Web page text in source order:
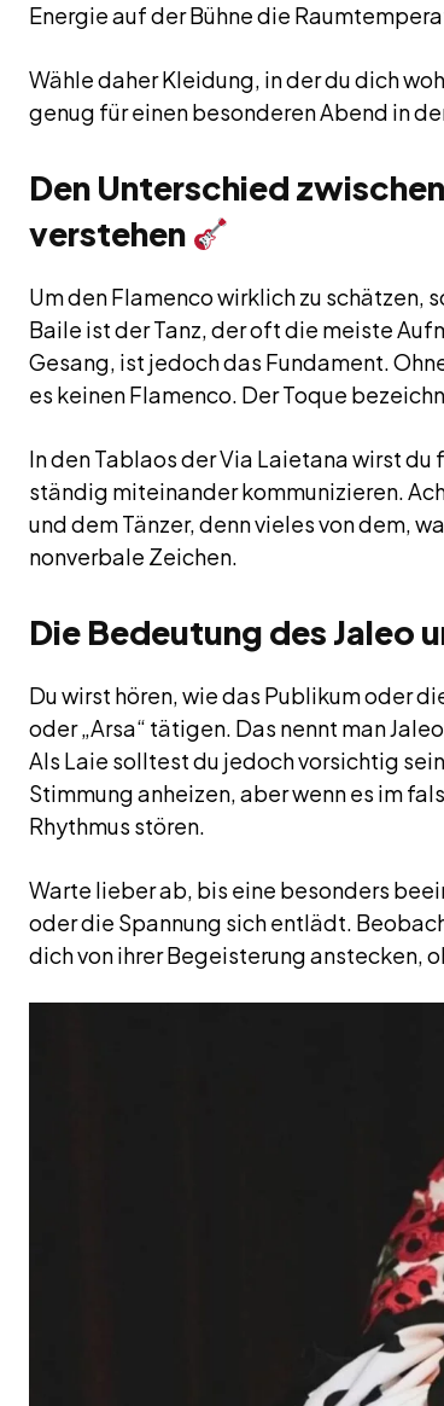
Energie auf der Bühne die
Wähle daher Kleidung, in der du dich
genug für einen besonderen Abend in
Den Unterschied
verstehen
Um den Flamenco wirklich zu schätzen,
Baile ist der Tanz, der oft die meiste
Gesang, ist jedoch das Fundament.
es keinen Flamenco. Der Toque
In den Tablaos der Via Laietana wirst
ständig miteinander kommunizieren.
und dem Tänzer, denn vieles von dem,
nonverbale Zeichen.
Die Bedeutung des Jaleo
Du wirst hören, wie das Publikum oder
oder „Arsa“ tätigen. Das nennt man
Als Laie solltest du jedoch vorsichtig
Stimmung anheizen, aber wenn es im
Rhythmus stören.
Warte lieber ab, bis eine besonders
oder die Spannung sich entlädt.
dich von ihrer Begeisterung anstecken,